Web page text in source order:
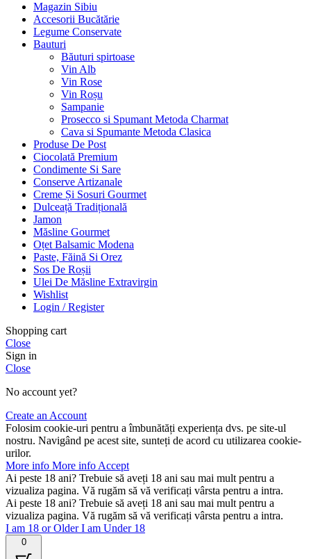
Magazin Sibiu
Accesorii Bucătărie
Legume Conservate
Bauturi
Băuturi spirtoase
Vin Alb
Vin Rose
Vin Roșu
Sampanie
Prosecco si Spumant Metoda Charmat
Cava si Spumante Metoda Clasica
Produse De Post
Ciocolată Premium
Condimente Si Sare
Conserve Artizanale
Creme Și Sosuri Gourmet
Dulceață Tradițională
Jamon
Măsline Gourmet
Oțet Balsamic Modena
Paste, Făină Si Orez
Sos De Roșii
Ulei De Măsline Extravirgin
Wishlist
Login / Register
Shopping cart
Close
Sign in
Close
No account yet?
Create an Account
Folosim cookie-uri pentru a îmbunătăți experiența dvs. pe site-ul
nostru. Navigând pe acest site, sunteți de acord cu utilizarea cookie-
urilor.
More info More info Accept
Ai peste 18 ani? Trebuie să aveți 18 ani sau mai mult pentru a
vizualiza pagina. Vă rugăm să vă verificați vârsta pentru a intra.
Ai peste 18 ani? Trebuie să aveți 18 ani sau mai mult pentru a
vizualiza pagina. Vă rugăm să vă verificați vârsta pentru a intra.
I am 18 or OlderI am Under 18
0